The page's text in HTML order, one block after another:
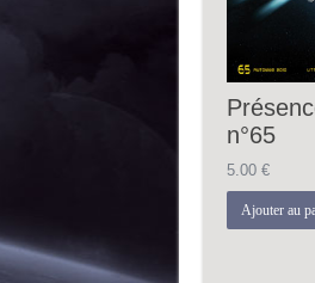
n°65
5.00 €
Ajouter au